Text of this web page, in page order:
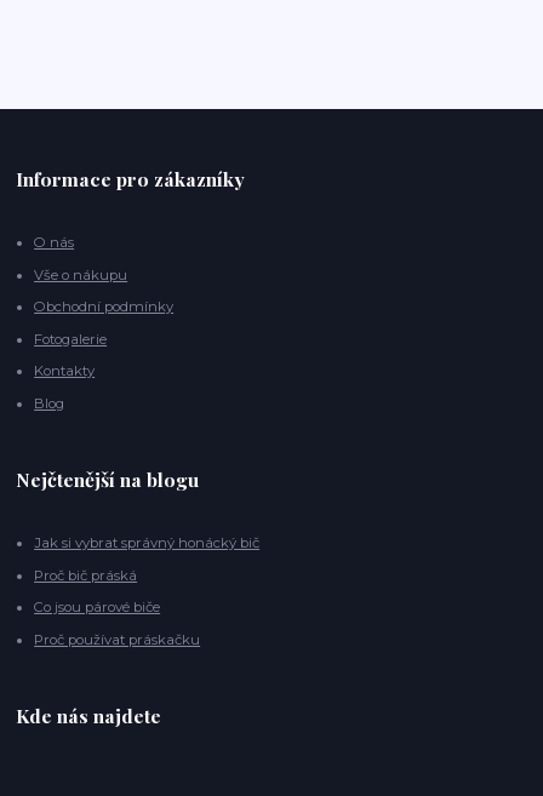
Informace pro zákazníky
O nás
Vše o nákupu
Obchodní podmínky
Fotogalerie
Kontakty
Blog
Nejčtenější na blogu
Jak si vybrat správný honácký bič
Proč bič práská
Co jsou párové biče
Proč používat práskačku
Kde nás najdete